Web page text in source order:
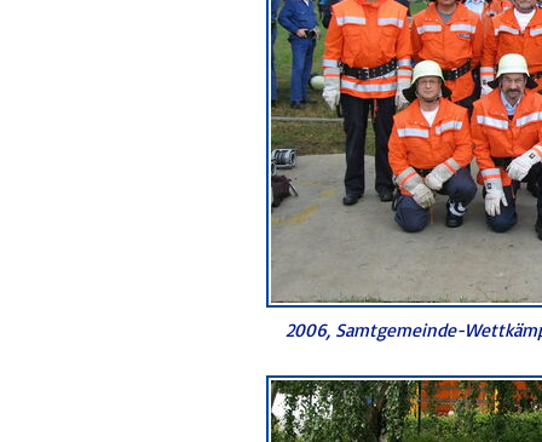
2006, Samtgemeinde-